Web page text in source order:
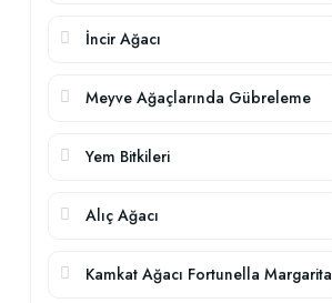
İncir Ağacı
Meyve Ağaçlarında Gübreleme
Yem Bitkileri
Alıç Ağacı
Kamkat Ağacı Fortunella Margarita